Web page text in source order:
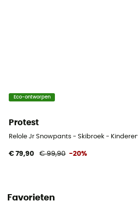
Eco-ontworpen
Protest
Relole Jr Snowpants - Skibroek - Kinderen
€ 79,90 € 99,90 -20%
Favorieten